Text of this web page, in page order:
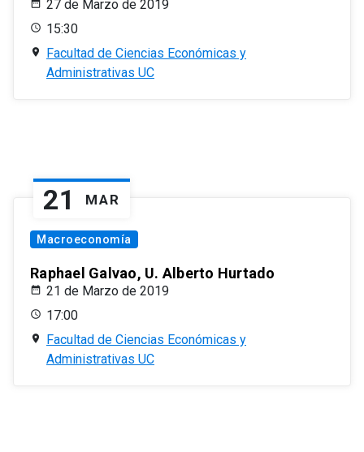
27 de Marzo de 2019
15:30
Facultad de Ciencias Económicas y
Administrativas UC
21 MAR
Macroeconomía
Raphael Galvao, U. Alberto Hurtado
21 de Marzo de 2019
17:00
Facultad de Ciencias Económicas y
Administrativas UC